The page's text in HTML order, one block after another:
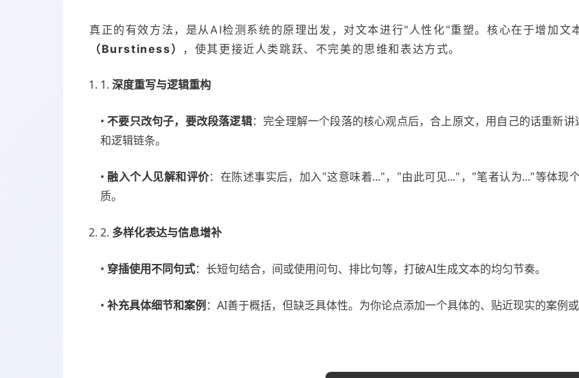
真正的有效方法，是从AI检测系统的原理出发，对文本进行"人性化"重塑。核心在于增加文
（Burstiness） ，使其更接近人类跳跃、不完美的思维和表达方式。
1. 深度重写与逻辑重构
•不要只改句子，要改段落逻辑：完全理解一个段落的核心观点后，合上原文，用自己的话重新
和逻辑链条。
•融入个人见解和评价：在陈述事实后，加入"这意味着..."，"由此可见..."，"笔者认为..."等体现
质。
2. 多样化表达与信息增补
• 穿插使用不同句式：长短句结合，间或使用问句、排比句等，打破AI生成文本的均匀节奏。
• 补充具体细节和案例 ：AI善于概括，但缺乏具体性。为你论点添加一个具体的、贴近现实的案例